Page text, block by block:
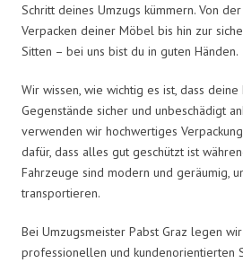
Schritt deines Umzugs kümmern. Von
Verpacken deiner Möbel bis hin zur
Sitten – bei uns bist du in guten Händen.
Wir wissen, wie wichtig es ist, dass
Gegenstände sicher und unbeschädigt
verwenden wir hochwertiges
dafür, dass alles gut geschützt ist
Fahrzeuge sind modern und geräumig,
transportieren.
Bei Umzugsmeister Pabst Graz legen
professionellen und kundenorientierten